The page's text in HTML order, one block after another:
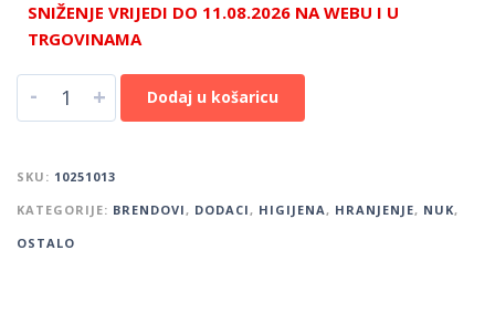
SNIŽENJE VRIJEDI DO 11.08.2026 NA WEBU I U
TRGOVINAMA
- + Dodaj u košaricu
SKU: 10251013
KATEGORIJE: BRENDOVI, DODACI, HIGIJENA, HRANJENJE, NUK,
OSTALO